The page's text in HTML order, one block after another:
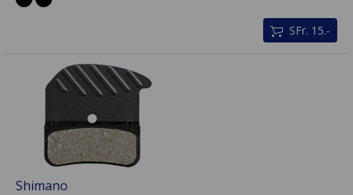
SFr. 15.-
Shimano